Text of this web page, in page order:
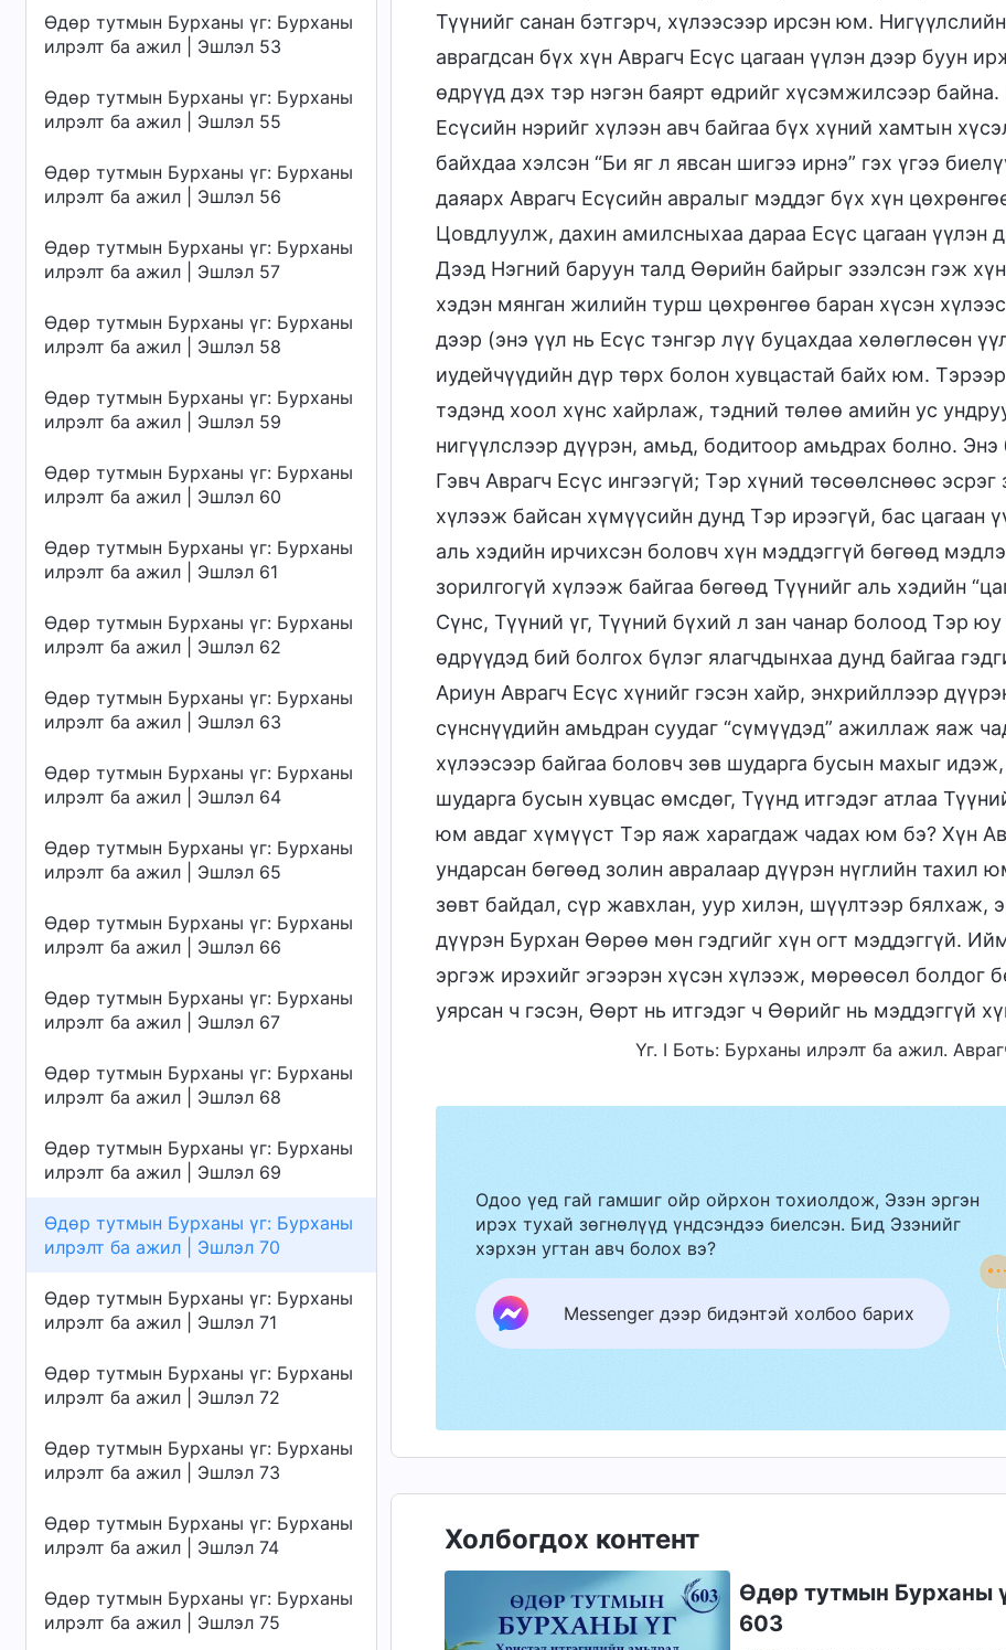
Өдөр тутмын Бурханы үг: Бурханы
илрэлт ба ажил | Эшлэл 53
Өдөр тутмын Бурханы үг: Бурханы
илрэлт ба ажил | Эшлэл 55
Өдөр тутмын Бурханы үг: Бурханы
илрэлт ба ажил | Эшлэл 56
Өдөр тутмын Бурханы үг: Бурханы
илрэлт ба ажил | Эшлэл 57
Өдөр тутмын Бурханы үг: Бурханы
илрэлт ба ажил | Эшлэл 58
Өдөр тутмын Бурханы үг: Бурханы
илрэлт ба ажил | Эшлэл 59
Өдөр тутмын Бурханы үг: Бурханы
илрэлт ба ажил | Эшлэл 60
Өдөр тутмын Бурханы үг: Бурханы
илрэлт ба ажил | Эшлэл 61
Өдөр тутмын Бурханы үг: Бурханы
илрэлт ба ажил | Эшлэл 62
Өдөр тутмын Бурханы үг: Бурханы
илрэлт ба ажил | Эшлэл 63
Өдөр тутмын Бурханы үг: Бурханы
илрэлт ба ажил | Эшлэл 64
Өдөр тутмын Бурханы үг: Бурханы
илрэлт ба ажил | Эшлэл 65
Өдөр тутмын Бурханы үг: Бурханы
илрэлт ба ажил | Эшлэл 66
Өдөр тутмын Бурханы үг: Бурханы
илрэлт ба ажил | Эшлэл 67
Өдөр тутмын Бурханы үг: Бурханы
илрэлт ба ажил | Эшлэл 68
Өдөр тутмын Бурханы үг: Бурханы
илрэлт ба ажил | Эшлэл 69
Өдөр тутмын Бурханы үг: Бурханы
илрэлт ба ажил | Эшлэл 70
Өдөр тутмын Бурханы үг: Бурханы
илрэлт ба ажил | Эшлэл 71
Өдөр тутмын Бурханы үг: Бурханы
илрэлт ба ажил | Эшлэл 72
Өдөр тутмын Бурханы үг: Бурханы
илрэлт ба ажил | Эшлэл 73
Өдөр тутмын Бурханы үг: Бурханы
илрэлт ба ажил | Эшлэл 74
Өдөр тутмын Бурханы үг: Бурханы
илрэлт ба ажил | Эшлэл 75
Түүнийг санан бэтгэрч, хүлээсээр ирсэн юм.
аврагдсан бүх хүн Аврагч Есүс цагаан үүлэн дээр буун
өдрүүд дэх тэр нэгэн баярт өдрийг хүсэмжилсээр
Есүсийн нэрийг хүлээн авч байгаа бүх хүний хамтын
байхдаа хэлсэн “Би яг л явсан шигээ ирнэ” гэх үгээ
даяарх Аврагч Есүсийн авралыг мэддэг бүх хүн
Цовдлуулж, дахин амилсныхаа дараа Есүс цагаан үүлэн
Дээд Нэгний баруун талд Өөрийн байрыг эзэлсэн гэж
хэдэн мянган жилийн турш цөхрөнгөө баран хүсэн
дээр (энэ үүл нь Есүс тэнгэр лүү буцахдаа хөлөглөсөн
иудейчүүдийн дүр төрх болон хувцастай байх юм.
тэдэнд хоол хүнс хайрлаж, тэдний төлөө амийн ус
нигүүлслээр дүүрэн, амьд, бодитоор амьдрах болно.
Гэвч Аврагч Есүс ингээгүй; Тэр хүний төсөөлснөөс
хүлээж байсан хүмүүсийн дунд Тэр ирээгүй, бас цагаан
аль хэдийн ирчихсэн боловч хүн мэддэггүй бөгөөд
зорилгогүй хүлээж байгаа бөгөөд Түүнийг аль хэдийн
Сүнс, Түүний үг, Түүний бүхий л зан чанар болоод Тэр
өдрүүдэд бий болгох бүлэг ялагчдынхаа дунд байгаа
Ариун Аврагч Есүс хүнийг гэсэн хайр, энхрийллээр
сүнснүүдийн амьдран суудаг “сүмүүдэд” ажиллаж яаж
хүлээсээр байгаа боловч зөв шударга бусын махыг
шударга бусын хувцас өмсдөг, Түүнд итгэдэг атлаа
юм авдаг хүмүүст Тэр яаж харагдаж чадах юм бэ? Хүн
ундарсан бөгөөд золин авралаар дүүрэн нүглийн тахил
зөвт байдал, сүр жавхлан, уур хилэн, шүүлтээр бялхаж,
дүүрэн Бурхан Өөрөө мөн гэдгийг хүн огт мэддэггүй.
эргэж ирэхийг эгээрэн хүсэн хүлээж, мөрөөсөл болдог
уярсан ч гэсэн, Өөрт нь итгэдэг ч Өөрийг нь мэддэггүй
Үг. I Боть: Бурханы илрэлт ба ажил.
Одоо үед гай гамшиг ойр ойрхон тохиолдож, Эзэн эргэн
ирэх тухай зөгнөлүүд үндсэндээ биелсэн. Бид Эзэнийг
хэрхэн угтан авч болох вэ?
Messenger дээр бидэнтэй холбоо барих
Холбогдох контент
Өдөр тутмын Бурханы
603